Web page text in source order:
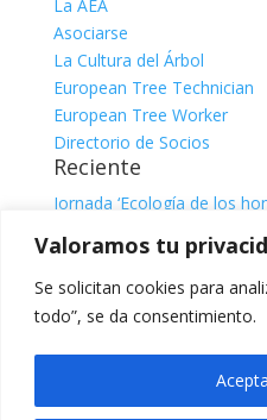
Valoramos tu
Se solicitan cookies para
todo”, se da consentimiento.
La AEA
Asociarse
La Cultura del Árbol
European Tree Technician
European Tree Worker
Directorio de Socios
Reciente
Jornada ‘Ecología de los
Jornada ‘El sistema
interpretar para una
Claire Atger julio 31, 2026
Facebook